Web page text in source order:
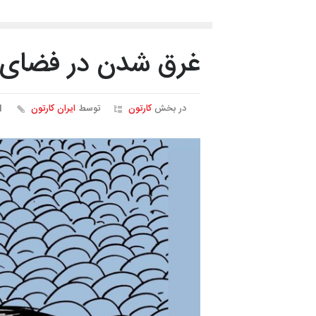
غرق شدن در
در بخشکارتون توسط ایران کارتون